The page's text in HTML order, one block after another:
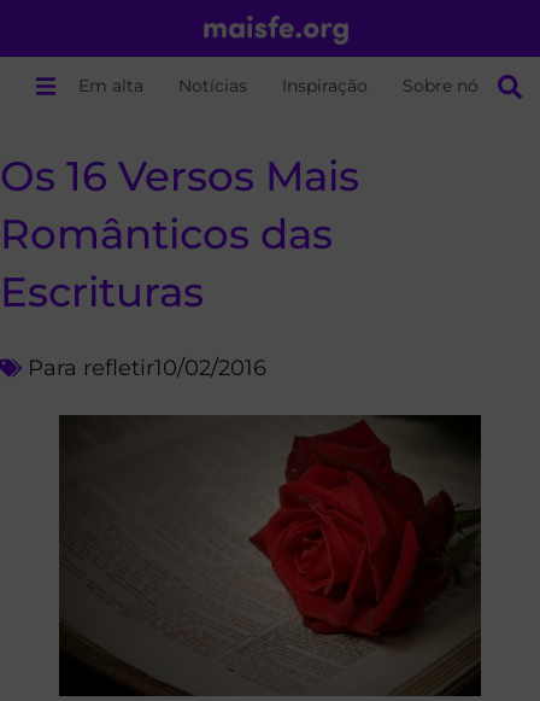
Em alta Notícias Inspiração Sobre nós
Os 16 Versos Mais
Românticos das
Escrituras
Para refletir10/02/2016